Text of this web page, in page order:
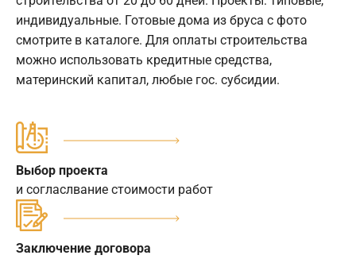
индивидуальные. Готовые дома из бруса с фото
смотрите в каталоге. Для оплаты строительства
можно использовать кредитные средства,
материнский капитал, любые гос. субсидии.
Выбор проекта
и согласлвание стоимости работ
Заключение договора